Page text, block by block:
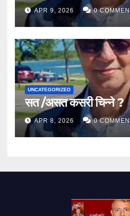
APR 9, 2026 0
UNCATEGORIZED
सत /असत कसरी चिन्ने ?
APR 8, 2026 0